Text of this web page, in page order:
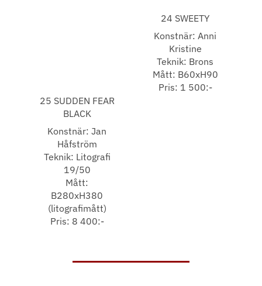
24 SWEETY
Konstnär: Anni
Kristine
Teknik: Brons
Mått: B60xH90
Pris: 1 500:-
25 SUDDEN FEAR
BLACK
Konstnär: Jan
Håfström
Teknik: Litografi
19/50
Mått:
B280xH380
(litografimått)
Pris: 8 400:-